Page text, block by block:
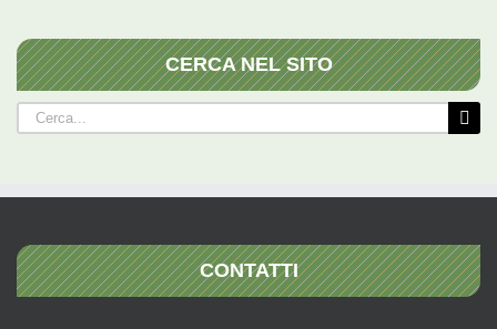
CERCA NEL SITO
Cerca
per:
CONTATTI